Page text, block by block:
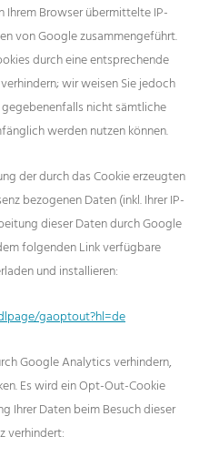
Ihrem Browser übermittelte IP-
von Google zusammengeführt.
durch eine entsprechende
wir weisen Sie jedoch
nicht sämtliche
werden nutzen können.
der durch das Cookie erzeugten
bezogenen Daten (inkl. Ihrer IP-
dieser Daten durch Google
folgenden Link verfügbare
und installieren:
gaoptout?hl=de
Google Analytics verhindern,
Es wird ein Opt-Out-Cookie
Ihrer Daten beim Besuch dieser
verhindert: